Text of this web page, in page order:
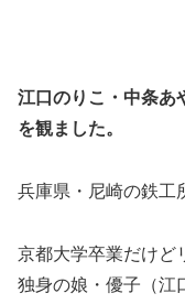
江口のりこ・中条あ
を観ました。
兵庫県・尼崎の鉄工
京都大学卒業だけど
独身の娘・優子（江